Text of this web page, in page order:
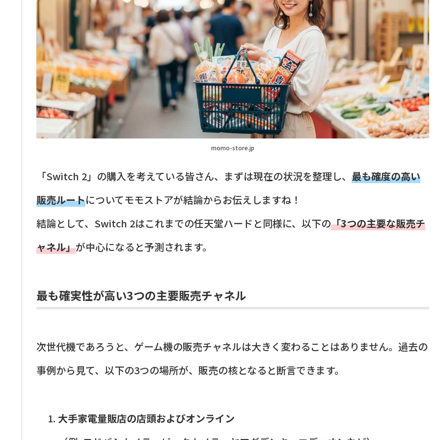
momo-store.jp
「Switch 2」の購入を考えている皆さん、まずは現在の状況を整理し、 最も確度の高い
販売ルートについてモモストアが結論からお伝えしますね！
結論として、Switch 2はこれまでの任天堂ハードと同様に、以下の「3つの主要な販売チ
ャネル」が中心になると予測されます。
最も確実性が高い3つの主要販売チャネル
次世代機であろうと、ゲーム機の販売チャネルは大きく変わることはありません。過去の
事例から見て、以下の3つの場所が、販売の核となると断言できます。
大手家電量販店の店頭およびオンライン